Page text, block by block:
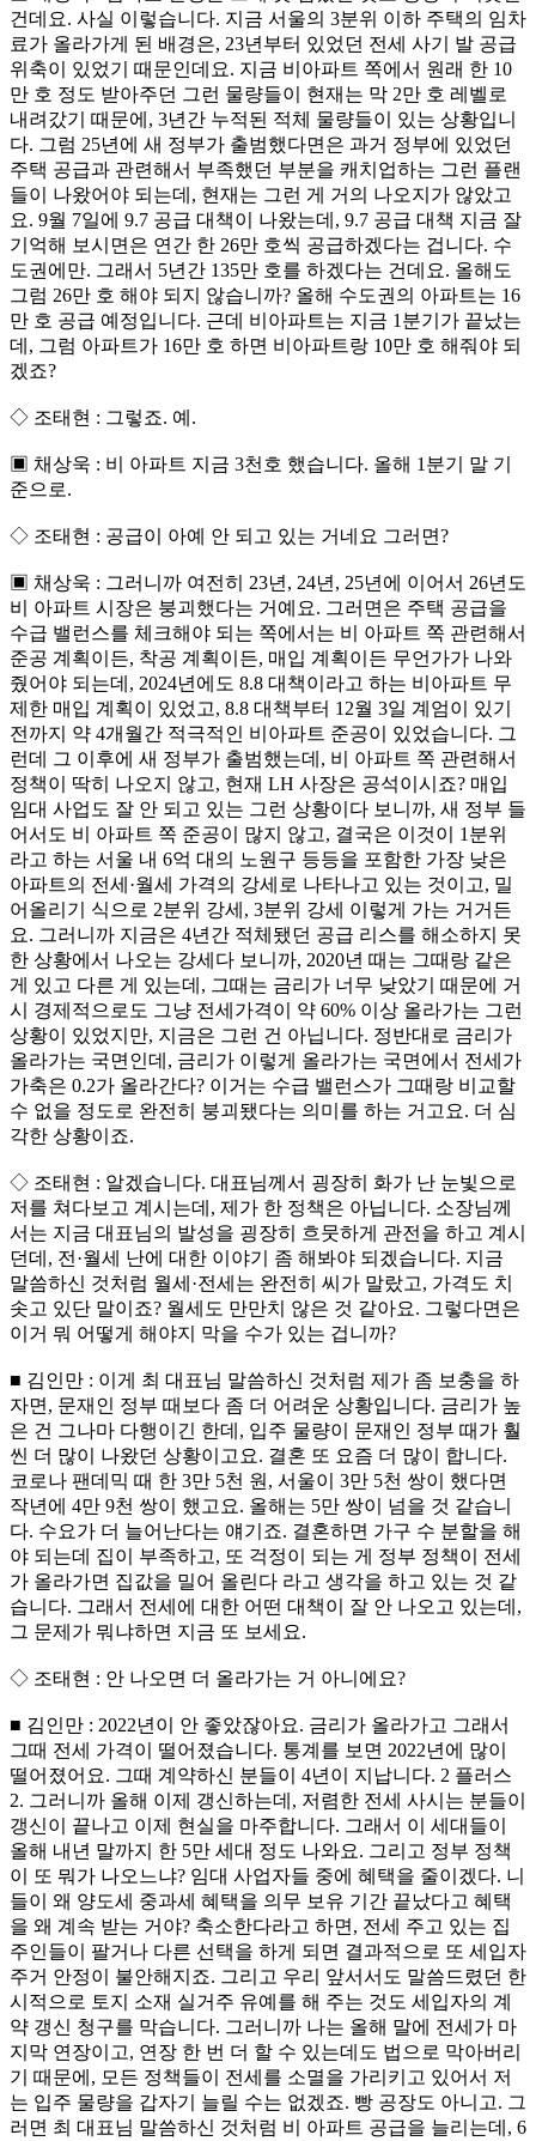
건데요. 사실 이렇습니다. 지금 서울의 3분위 이하 주택의 임차
료가 올라가게 된 배경은, 23년부터 있었던 전세 사기 발 공급
위축이 있었기 때문인데요. 지금 비아파트 쪽에서 원래 한 10
만 호 정도 받아주던 그런 물량들이 현재는 막 2만 호 레벨로
내려갔기 때문에, 3년간 누적된 적체 물량들이 있는 상황입니
다. 그럼 25년에 새 정부가 출범했다면은 과거 정부에 있었던
주택 공급과 관련해서 부족했던 부분을 캐치업하는 그런 플랜
들이 나왔어야 되는데, 현재는 그런 게 거의 나오지가 않았고
요. 9월 7일에 9.7 공급 대책이 나왔는데, 9.7 공급 대책 지금 잘
기억해 보시면은 연간 한 26만 호씩 공급하겠다는 겁니다. 수
도권에만. 그래서 5년간 135만 호를 하겠다는 건데요. 올해도
그럼 26만 호 해야 되지 않습니까? 올해 수도권의 아파트는 16
만 호 공급 예정입니다. 근데 비아파트는 지금 1분기가 끝났는
데, 그럼 아파트가 16만 호 하면 비아파트랑 10만 호 해줘야 되
겠죠?
◇ 조태현 : 그렇죠. 예.
▣ 채상욱 : 비 아파트 지금 3천호 했습니다. 올해 1분기 말 기
준으로.
◇ 조태현 : 공급이 아예 안 되고 있는 거네요 그러면?
▣ 채상욱 : 그러니까 여전히 23년, 24년, 25년에 이어서 26년도
비 아파트 시장은 붕괴했다는 거예요. 그러면은 주택 공급을
수급 밸런스를 체크해야 되는 쪽에서는 비 아파트 쪽 관련해서
준공 계획이든, 착공 계획이든, 매입 계획이든 무언가가 나와
줬어야 되는데, 2024년에도 8.8 대책이라고 하는 비아파트 무
제한 매입 계획이 있었고, 8.8 대책부터 12월 3일 계엄이 있기
전까지 약 4개월간 적극적인 비아파트 준공이 있었습니다. 그
런데 그 이후에 새 정부가 출범했는데, 비 아파트 쪽 관련해서
정책이 딱히 나오지 않고, 현재 LH 사장은 공석이시죠? 매입
임대 사업도 잘 안 되고 있는 그런 상황이다 보니까, 새 정부 들
어서도 비 아파트 쪽 준공이 많지 않고, 결국은 이것이 1분위
라고 하는 서울 내 6억 대의 노원구 등등을 포함한 가장 낮은
아파트의 전세·월세 가격의 강세로 나타나고 있는 것이고, 밀
어올리기 식으로 2분위 강세, 3분위 강세 이렇게 가는 거거든
요. 그러니까 지금은 4년간 적체됐던 공급 리스를 해소하지 못
한 상황에서 나오는 강세다 보니까, 2020년 때는 그때랑 같은
게 있고 다른 게 있는데, 그때는 금리가 너무 낮았기 때문에 거
시 경제적으로도 그냥 전세가격이 약 60% 이상 올라가는 그런
상황이 있었지만, 지금은 그런 건 아닙니다. 정반대로 금리가
올라가는 국면인데, 금리가 이렇게 올라가는 국면에서 전세가
가축은 0.2가 올라간다? 이거는 수급 밸런스가 그때랑 비교할
수 없을 정도로 완전히 붕괴됐다는 의미를 하는 거고요. 더 심
각한 상황이죠.
◇ 조태현 : 알겠습니다. 대표님께서 굉장히 화가 난 눈빛으로
저를 쳐다보고 계시는데, 제가 한 정책은 아닙니다. 소장님께
서는 지금 대표님의 발성을 굉장히 흐뭇하게 관전을 하고 계시
던데, 전·월세 난에 대한 이야기 좀 해봐야 되겠습니다. 지금
말씀하신 것처럼 월세·전세는 완전히 씨가 말랐고, 가격도 치
솟고 있단 말이죠? 월세도 만만치 않은 것 같아요. 그렇다면은
이거 뭐 어떻게 해야지 막을 수가 있는 겁니까?
■ 김인만 : 이게 최 대표님 말씀하신 것처럼 제가 좀 보충을 하
자면, 문재인 정부 때보다 좀 더 어려운 상황입니다. 금리가 높
은 건 그나마 다행이긴 한데, 입주 물량이 문재인 정부 때가 훨
씬 더 많이 나왔던 상황이고요. 결혼 또 요즘 더 많이 합니다.
코로나 팬데믹 때 한 3만 5천 원, 서울이 3만 5천 쌍이 했다면
작년에 4만 9천 쌍이 했고요. 올해는 5만 쌍이 넘을 것 같습니
다. 수요가 더 늘어난다는 얘기죠. 결혼하면 가구 수 분할을 해
야 되는데 집이 부족하고, 또 걱정이 되는 게 정부 정책이 전세
가 올라가면 집값을 밀어 올린다 라고 생각을 하고 있는 것 같
습니다. 그래서 전세에 대한 어떤 대책이 잘 안 나오고 있는데,
그 문제가 뭐냐하면 지금 또 보세요.
◇ 조태현 : 안 나오면 더 올라가는 거 아니에요?
■ 김인만 : 2022년이 안 좋았잖아요. 금리가 올라가고 그래서
그때 전세 가격이 떨어졌습니다. 통계를 보면 2022년에 많이
떨어졌어요. 그때 계약하신 분들이 4년이 지납니다. 2 플러스
2. 그러니까 올해 이제 갱신하는데, 저렴한 전세 사시는 분들이
갱신이 끝나고 이제 현실을 마주합니다. 그래서 이 세대들이
올해 내년 말까지 한 5만 세대 정도 나와요. 그리고 정부 정책
이 또 뭐가 나오느냐? 임대 사업자들 중에 혜택을 줄이겠다. 니
들이 왜 양도세 중과세 혜택을 의무 보유 기간 끝났다고 혜택
을 왜 계속 받는 거야? 축소한다라고 하면, 전세 주고 있는 집
주인들이 팔거나 다른 선택을 하게 되면 결과적으로 또 세입자
주거 안정이 불안해지죠. 그리고 우리 앞서서도 말씀드렸던 한
시적으로 토지 소재 실거주 유예를 해 주는 것도 세입자의 계
약 갱신 청구를 막습니다. 그러니까 나는 올해 말에 전세가 마
지막 연장이고, 연장 한 번 더 할 수 있는데도 법으로 막아버리
기 때문에, 모든 정책들이 전세를 소멸을 가리키고 있어서 저
는 입주 물량을 갑자기 늘릴 수는 없겠죠. 빵 공장도 아니고. 그
러면 최 대표님 말씀하신 것처럼 비 아파트 공급을 늘리는데, 6